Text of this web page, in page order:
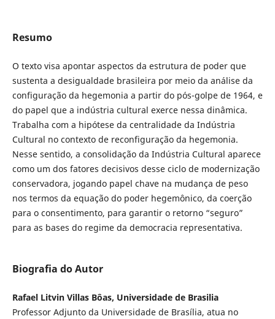
Resumo
O texto visa apontar aspectos da estrutura de poder que
sustenta a desigualdade brasileira por meio da análise da
configuração da hegemonia a partir do pós-golpe de 1964, e
do papel que a indústria cultural exerce nessa dinâmica.
Trabalha com a hipótese da centralidade da Indústria
Cultural no contexto de reconfiguração da hegemonia.
Nesse sentido, a consolidação da Indústria Cultural aparece
como um dos fatores decisivos desse ciclo de modernização
conservadora, jogando papel chave na mudança de peso
nos termos da equação do poder hegemônico, da coerção
para o consentimento, para garantir o retorno “seguro”
para as bases do regime da democracia representativa.
Biografia do Autor
Rafael Litvin Villas Bôas, Universidade de Brasilia
Professor Adjunto da Universidade de Brasília, atua no